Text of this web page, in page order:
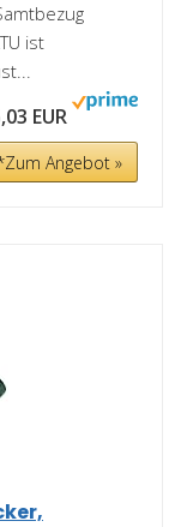
ist
EUR
Angebot »